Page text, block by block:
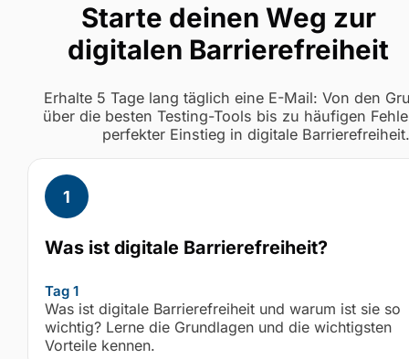
Starte deinen Weg zur
digitalen Barrierefreiheit
Erhalte 5 Tage lang täglich eine E-Mail: Von den
über die besten Testing-Tools bis zu häufigen
perfekter Einstieg in digitale Barrierefreiheit.
Was ist digitale Barrierefreiheit?
Tag 1
Was ist digitale Barrierefreiheit und warum ist sie so
wichtig? Lerne die Grundlagen und die wichtigsten
Vorteile kennen.